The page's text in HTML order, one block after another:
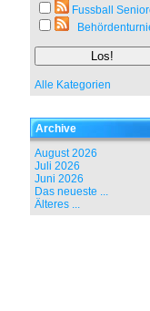
Fussball
Alle Kategorien
Archive
August 2026
Juli 2026
Juni 2026
Das neueste ...
Älteres ...